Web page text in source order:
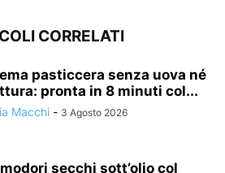
CORRELATI
pasticcera senza uova né
pronta in 8 minuti col...
Macchi - 3 Agosto 2026
secchi sott’olio col